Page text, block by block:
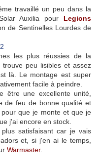
travaillé un peu dans la
Auxilia pour Legions
de Sentinelles Lourdes de
les plus réussies de la
trouve peu lisibles et assez
là. Le montage est super
facile à peindre.
être une excellente unité,
de feu de bonne qualité et
que je monte et que je
j'ai encore en stock.
satisfaisant car je vais
et, si j'en ai le temps,
Warmaster.